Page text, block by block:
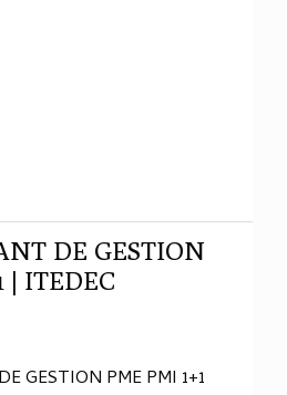
DE GESTION
| ITEDEC
GESTION PME PMI 1+1